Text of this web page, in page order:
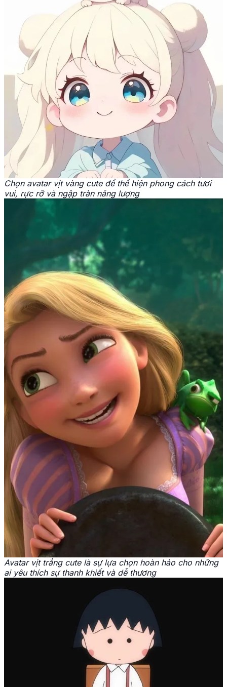
Chọn avatar vịt vàng cute để thể hiện phong cách tươi
vui, rực rỡ và ngập tràn năng lượng
Avatar vịt trắng cute là sự lựa chọn hoàn hảo cho những
ai yêu thích sự thanh khiết và dễ thương